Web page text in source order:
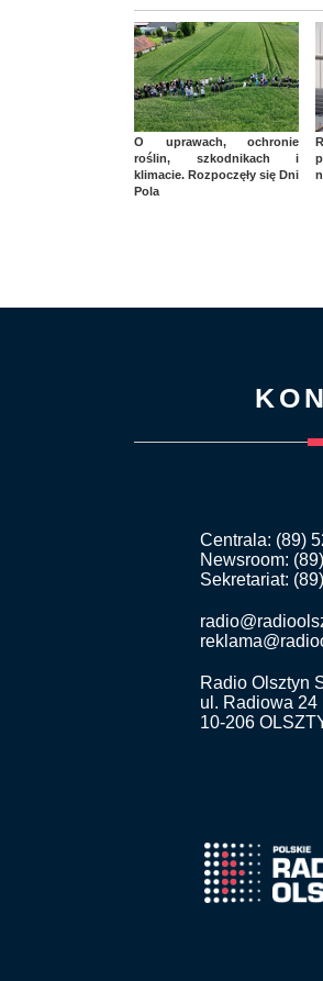
O uprawach, ochronie
roślin, szkodnikach i
klimacie. Rozpoczęły się Dni
Pola
Centrala: (89)
Newsroom:
Sekretariat:
Radio Olsztyn
ul. Radiowa 24
10-206